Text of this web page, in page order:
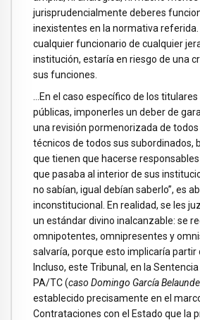
jurisprudencialmente deberes
inexistentes en la normativa referida.
cualquier funcionario de cualquier
institución, estaría en riesgo de una
sus funciones.
…En el caso específico de los
públicas, imponerles un deber de
una revisión pormenorizada de
técnicos de todos sus subordinados,
que tienen que hacerse responsables
que pasaba al interior de sus
no sabían, igual debían saberlo”, es
inconstitucional. En realidad, se les
un estándar divino inalcanzable: se
omnipotentes, omnipresentes y
salvaría, porque esto implicaría partir
Incluso, este Tribunal, en la
PA/TC (caso Domingo García Belaunde
establecido precisamente en el
Contrataciones con el Estado que la